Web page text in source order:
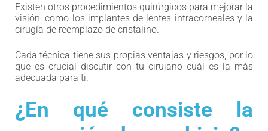
Existen otros procedimientos quirúrgicos para mejorar la
visión, como los implantes de lentes intracorneales y la
cirugía de reemplazo de cristalino.
Cada técnica tiene sus propias ventajas y riesgos, por lo
que es crucial discutir con tu cirujano cuál es la más
adecuada para ti.
¿En qué consiste la